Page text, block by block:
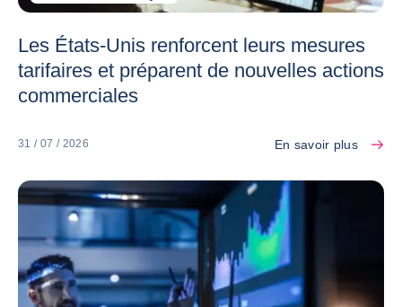
Les États-Unis renforcent leurs mesures
tarifaires et préparent de nouvelles actions
commerciales
31 / 07 / 2026 En savoir plus